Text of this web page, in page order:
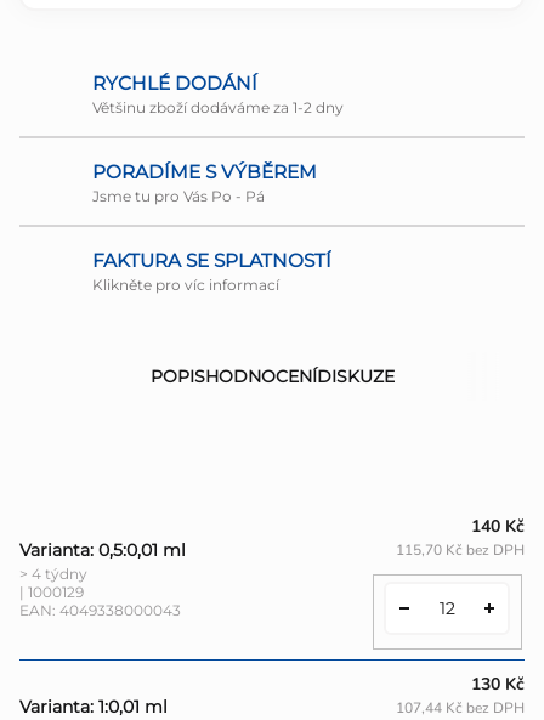
RYCHLÉ DODÁNÍ
Většinu zboží dodáváme za 1-2 dny
PORADÍME S VÝBĚREM
Jsme tu pro Vás Po - Pá
FAKTURA SE SPLATNOSTÍ
Klikněte pro víc informací
POPISHODNOCENÍDISKUZE
Varianta: 0,5:0,01 ml
> 4 týdny
| 1000129
EAN: 4049338000043
140 Kč
115,70 Kč bez DPH
Varianta: 1:0,01 ml
130 Kč
107,44 Kč bez DPH